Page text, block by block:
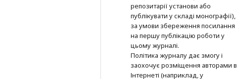
репозитарії установи або
публікувати у складі монографії),
за умови збереження посилання
на першу публікацію роботи у
цьому журналі.
Політика журналу дає змогу і
заохочує розміщення авторами в
Інтернеті (наприклад, у